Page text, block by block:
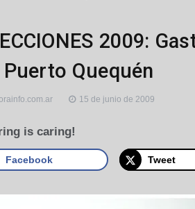
2009:
Puerto Quequén
15 de junio de 2009
is caring!
Facebook Tweet